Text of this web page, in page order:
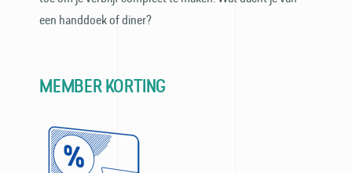
een handdoek of diner?
MEMBER KORTING